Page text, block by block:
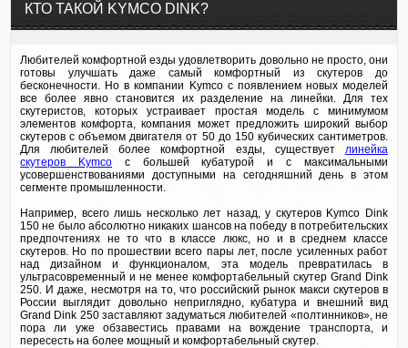
КТО ТАКОЙ KYMCO DINK?
Любителей комфортной езды удовлетворить довольно не просто, они
готовы улучшать даже самый комфортный из скутеров до
бесконечности. Но в компании Kymсo с появлением новых моделей
все более явно становится их разделение на линейки. Для тех
скутеристов, которых устраивает простая модель с минимумом
элементов комфорта, компания может предложить широкий выбор
скутеров с объемом двигателя от 50 до 150 кубических сантиметров.
Для любителей более комфортной езды, существует линейка
скутеров Kymco с большей кубатурой и с максимальными
усовершенствованиями доступными на сегодняшний день в этом
сегменте промышленности.
Например, всего лишь несколько лет назад, у скутеров Kymco Dink
150 не было абсолютно никаких шансов на победу в потребительских
предпочтениях не то что в классе люкс, но и в среднем классе
скутеров. Но по прошествии всего пары лет, после усиленных работ
над дизайном и функционалом, эта модель превратилась в
ультрасовременный и не менее комфортабельный скутер Grand Dink
250. И даже, несмотря на то, что российский рынок макси скутеров в
России выглядит довольно неприглядно, кубатура и внешний вид
Grand Dink 250 заставляют задуматься любителей «полтинников», не
пора ли уже обзавестись правами на вождение транспорта, и
пересесть на более мощный и комфортабельный скутер.